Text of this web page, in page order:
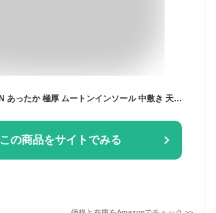
FURFURMOUTON あったか 極厚 ムートンインソール 中敷き 天然 羊毛 オーストラリア産 もこもこ ふわふわ 防寒 保温 ブーツ スニーカー レディース メンズ(38)
この商品をサイトでみる